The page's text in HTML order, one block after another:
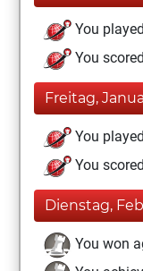
You
You
Freitag,
You
You
Dienstag,
You won